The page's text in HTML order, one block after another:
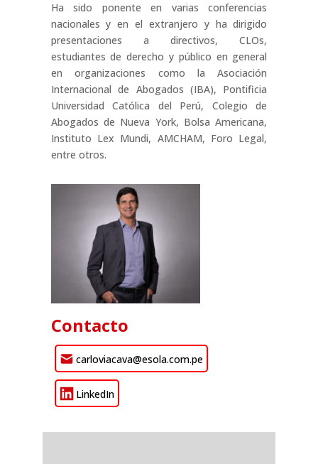
Ha sido ponente en varias conferencias
nacionales y en el extranjero y ha dirigido
presentaciones a directivos, CLOs,
estudiantes de derecho y público en general
en organizaciones como la Asociación
Internacional de Abogados (IBA), Pontificia
Universidad Católica del Perú, Colegio de
Abogados de Nueva York, Bolsa Americana,
Instituto Lex Mundi, AMCHAM, Foro Legal,
entre otros.
Contacto
carloviacava@esola.com.pe
LinkedIn